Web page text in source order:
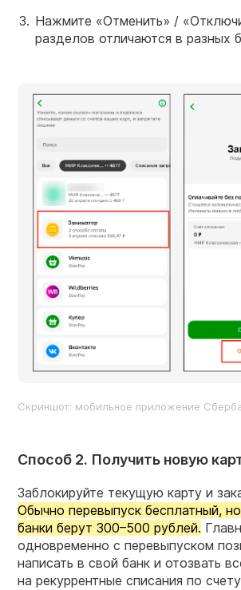
Нажмите «Отменить» /
разделов отличаются в разных
Скриншот: мобильное приложение
Способ 2. Получить новую
Заблокируйте текущую карту и
Обычно перевыпуск бесплатный,
банки берут 300–500 рублей.
одновременно с перевыпуском
написать в свой банк и отозвать
на рекуррентные списания по